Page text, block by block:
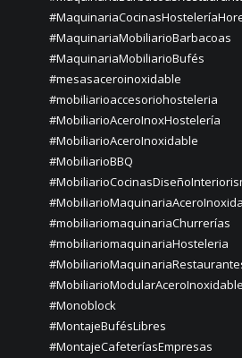
#MaquinariaMobiliarioBarbacoas
#MaquinariaMobiliarioBufés
#mesasaceroinoxidable
#mobiliarioaccesoriohosteleria
#MobiliarioAceroInoxHostelería
#MobiliarioAceroInoxidable
#MobiliarioBBQ
#mobiliariomaquinariaChurrerías
#mobiliariomaquinariaHosteleria
#MobiliarioModularAceroInoxidable
#Monoblock
#MontajeBufésLibres
#MontajeCafeteríasEmpresas